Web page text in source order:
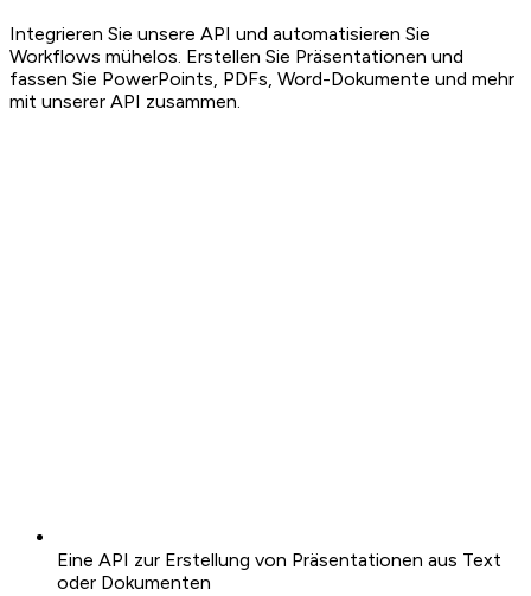
Integrieren Sie unsere API und automatisieren Sie
Workflows mühelos. Erstellen Sie Präsentationen und
fassen Sie PowerPoints, PDFs, Word-Dokumente und mehr
mit unserer API zusammen.
Eine API zur Erstellung von Präsentationen aus Text
oder Dokumenten